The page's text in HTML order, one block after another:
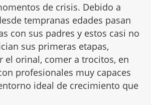
de crisis. Debido a
tempranas edades pasan
con sus padres y estos casi no
sus primeras etapas,
el orinal, comer a trocitos, en
profesionales muy capaces
ideal de crecimiento que